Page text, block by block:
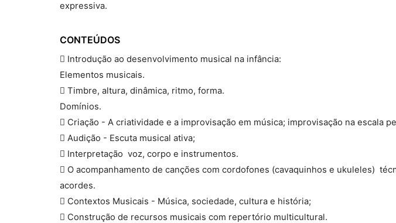
expressiva.
CONTEÚDOS
 Introdução ao desenvolvimento musical na infância:
Elementos musicais.
 Timbre, altura, dinâmica, ritmo, forma.
Domínios.
 Criação - A criatividade e a improvisação em música; improvisação na escala
 Audição - Escuta musical ativa;
 Interpretação  voz, corpo e instrumentos.
 O acompanhamento de canções com cordofones (cavaquinhos e ukuleles) 
acordes.
 Contextos Musicais - Música, sociedade, cultura e história;
 Construção de recursos musicais com repertório multicultural.